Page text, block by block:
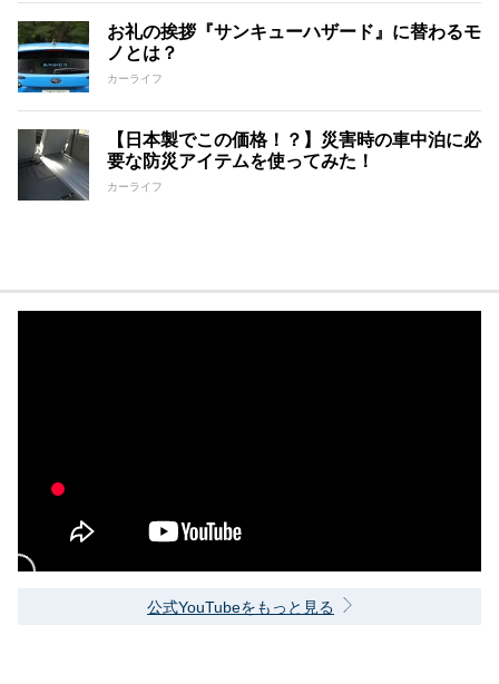
お礼の挨拶『サンキューハザード』に替わるモ
ノとは？
カーライフ
【日本製でこの価格！？】災害時の車中泊に必
要な防災アイテムを使ってみた！
カーライフ
公式YouTubeをもっと見る